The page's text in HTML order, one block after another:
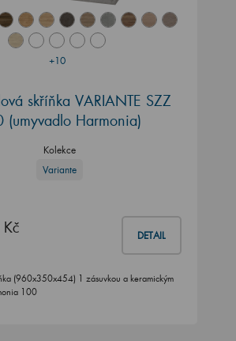
+10
skříňka VARIANTE SZZ
(umyvadlo Harmonia)
Kolekce
Variante
DETAIL
(960x350x454) 1 zásuvkou a keramickým
100